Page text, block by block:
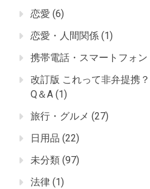
恋愛 (6)
恋愛・人間関係 (1)
携帯電話・スマートフォン
改訂版 これって非弁提携
Q＆A (1)
旅行・グルメ (27)
日用品 (22)
未分類 (97)
法律 (1)